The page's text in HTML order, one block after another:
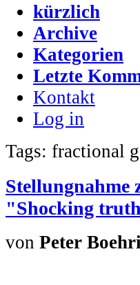
kürzlich
Archive
Kategorien
Letzte
Kontakt
Log in
Tags: fractional
"Shocking
von Peter